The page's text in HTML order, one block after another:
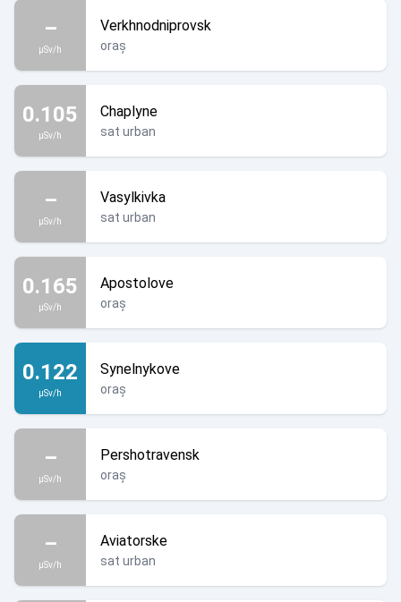
–
µSv/h
Verkhnodniprovsk
oraș
0.105
µSv/h
Chaplyne
sat urban
–
µSv/h
Vasylkivka
sat urban
0.165
µSv/h
Apostolove
oraș
0.122
µSv/h
Synelnykove
oraș
–
µSv/h
Pershotravensk
oraș
–
µSv/h
Aviatorske
sat urban